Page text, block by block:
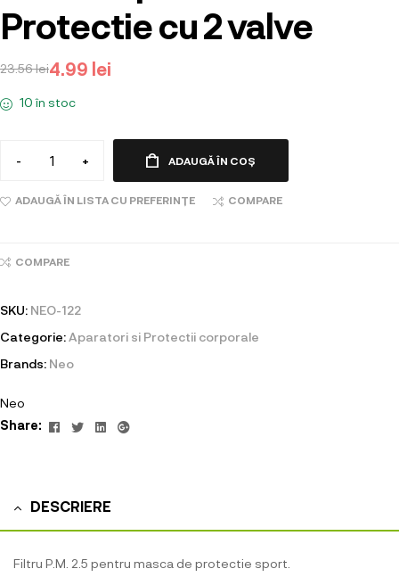
Protectie cu 2 valve
23.56lei4.99 lei
10 în stoc
- + ADAUGĂ ÎN COȘ
ADAUGĂ ÎN LISTA CU PREFERINȚE COMPARE
COMPARE
SKU: NEO-122
Categorie:Aparatori si Protectii corporale
Brands: Neo
Neo
Share:
Facebook
TwitterLinkedin
Google+
DESCRIERE
Filtru P.M. 2.5 pentru masca de protectie sport.